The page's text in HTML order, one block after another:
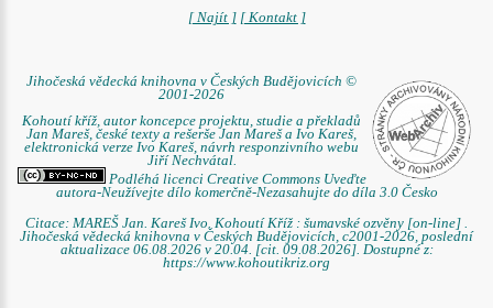
[ Najít ] [ Kontakt ]
Jihočeská vědecká knihovna v Českých Budějovicích ©
2001-2026
Kohoutí kříž, autor koncepce projektu, studie a překladů
Jan Mareš, české texty a rešerše Jan Mareš a Ivo Kareš,
elektronická verze Ivo Kareš, návrh responzivního webu
Jiří Nechvátal.
Podléhá licenci Creative Commons Uveďte
autora-Neužívejte dílo komerčně-Nezasahujte do díla 3.0 Česko
Citace: MAREŠ Jan. Kareš Ivo. Kohoutí Kříž : šumavské ozvěny [on-line] .
Jihočeská vědecká knihovna v Českých Budějovicích, c2001-2026, poslední
aktualizace 06.08.2026 v 20.04. [cit. 09.08.2026]. Dostupné z:
https://www.kohoutikriz.org